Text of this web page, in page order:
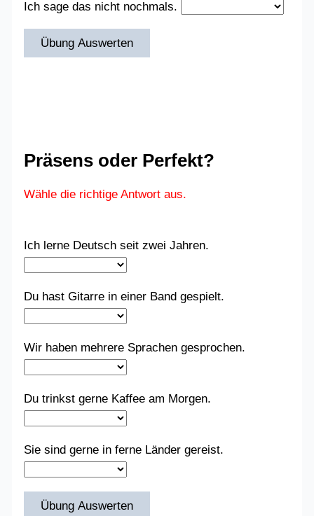
Ich sage das nicht nochmals.
Übung Auswerten
Präsens oder Perfekt?
Wähle die richtige Antwort aus.
Ich lerne Deutsch seit zwei Jahren.
Du hast Gitarre in einer Band gespielt.
Wir haben mehrere Sprachen gesprochen.
Du trinkst gerne Kaffee am Morgen.
Sie sind gerne in ferne Länder gereist.
Übung Auswerten